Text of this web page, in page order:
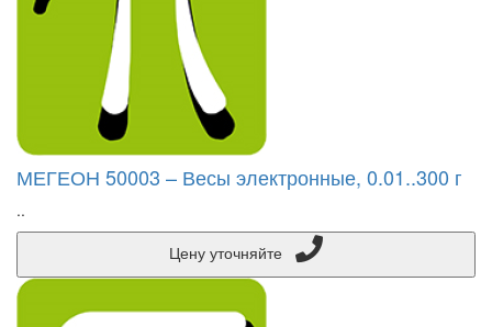
МЕГЕОН 50003 – Весы электронные, 0.01..300 г
..